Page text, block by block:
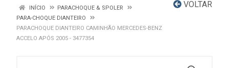
VOLTAR
INÍCIO
PARACHOQUE & SPOLER
PARA-CHOQUE DIANTEIRO
PARACHOQUE DIANTEIRO CAMINHÃO MERCEDES-BENZ
ACCELO APÓS 2005 - 3477354